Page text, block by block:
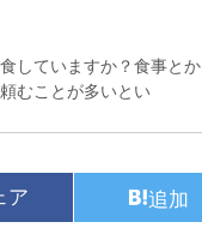
していますか？食事と
むことが多いとい